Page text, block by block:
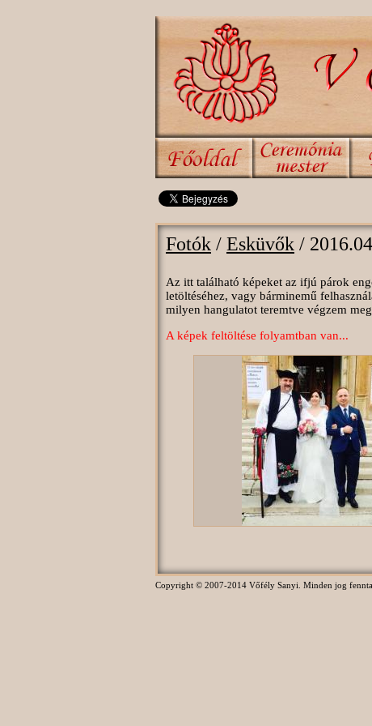
Fotók / Esküvők /
Az itt található képeket az ifjú párok
letöltéséhez, vagy bárminemű
milyen hangulatot teremtve végzem
A képek feltöltése folyamtban van...
Copyright © 2007-2014 Vőfély Sanyi. Minden jog